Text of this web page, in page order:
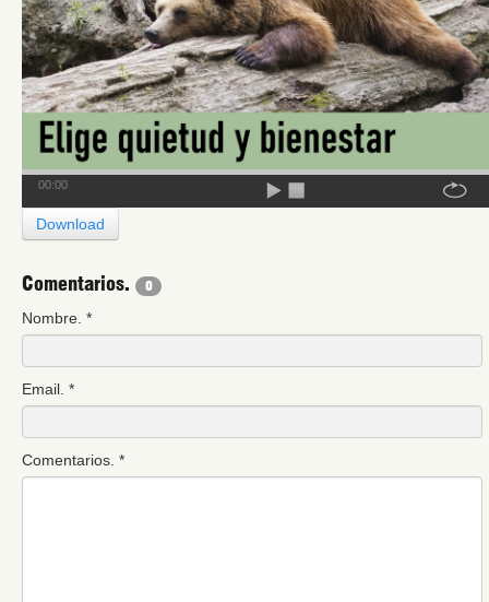
00:00
Download
Comentarios. 0
Nombre. *
Email. *
Comentarios. *